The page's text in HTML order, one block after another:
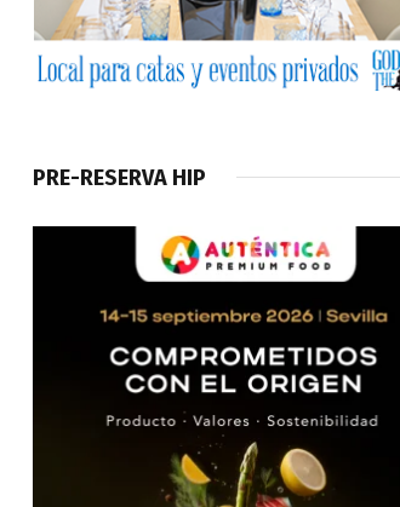
PRE-RESERVA HIP